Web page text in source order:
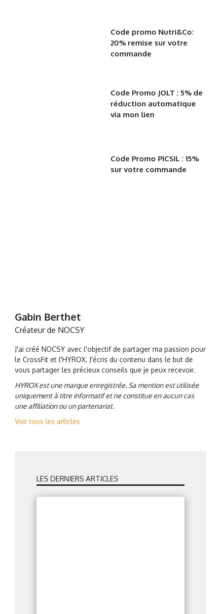
Code promo Nutri&Co:
20% remise sur votre
commande
Code Promo JOLT : 5% de
réduction automatique
via mon lien
Code Promo PICSIL : 15%
sur votre commande
Gabin Berthet
Créateur de NOCSY
J'ai créé NOCSY avec l'objectif de partager ma passion pour
le CrossFit et l'HYROX. J'écris du contenu dans le but de
vous partager les précieux conseils que je peux recevoir.
HYROX est une marque enregistrée. Sa mention est utilisée
uniquement à titre informatif et ne constitue en aucun cas
une affiliation ou un partenariat.
Voir tous les articles
LES DERNIERS ARTICLES